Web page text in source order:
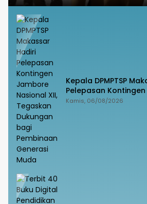
Kepala DPMPTSP
Pelepasan
Nasional XII,
Kamis, 06/08/2026